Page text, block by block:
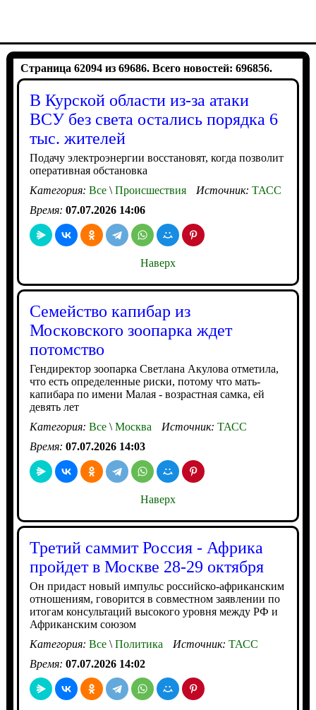
Страница 62094 из 69686. Всего новостей: 696856.
В Курской области из-за атаки
ВСУ без света остались порядка 6
тыс. жителей
Подачу электроэнергии восстановят, когда позволит
оперативная обстановка
Категория: Все\Происшествия Источник: ТАСС
Время: 07.07.2026 14:06
Наверх
Семейство капибар из
Московского зоопарка ждет
потомство
Гендиректор зоопарка Светлана Акулова отметила,
что есть определенные риски, потому что мать-
капибара по имени Малая - возрастная самка, ей
девять лет
Категория: Все\Москва Источник: ТАСС
Время: 07.07.2026 14:03
Наверх
Третий саммит Россия - Африка
пройдет в Москве 28-29 октября
Он придаст новый импульс российско-африканским
отношениям, говорится в совместном заявлении по
итогам консультаций высокого уровня между РФ и
Африканским союзом
Категория: Все\Политика Источник: ТАСС
Время: 07.07.2026 14:02